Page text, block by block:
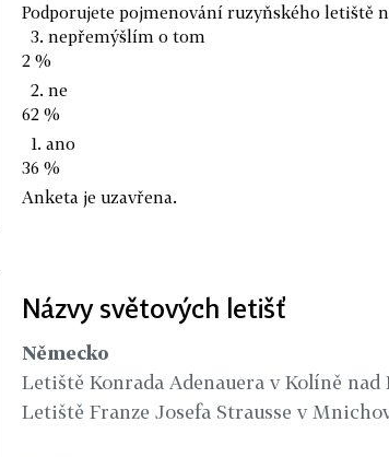
Podporujete pojmenování ruzyňského letiště
3. nepřemýšlím o tom
2 %
2. ne
62 %
1. ano
36 %
Anketa je uzavřena.
Názvy světových letišť
Německo
Letiště Konrada Adenauera v Kolíně nad
Letiště Franze Josefa Strausse v